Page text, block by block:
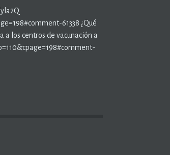
61338 ¿Qué
a los centros de vacunación a